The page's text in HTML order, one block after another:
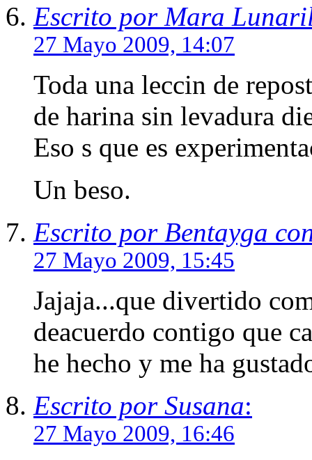
Escrito por Mara
27 Mayo 2009, 14:07
Toda una leccin de
de harina sin levadura
Eso s que es
Un beso.
Escrito por Bentayga
27 Mayo 2009, 15:45
Jajaja...que divertido
deacuerdo contigo que
he hecho y me ha
Escrito por Susana:
27 Mayo 2009, 16:46